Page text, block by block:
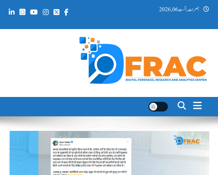
Skip جمعرات, اگست 06, 2026
DFRAC_ORG